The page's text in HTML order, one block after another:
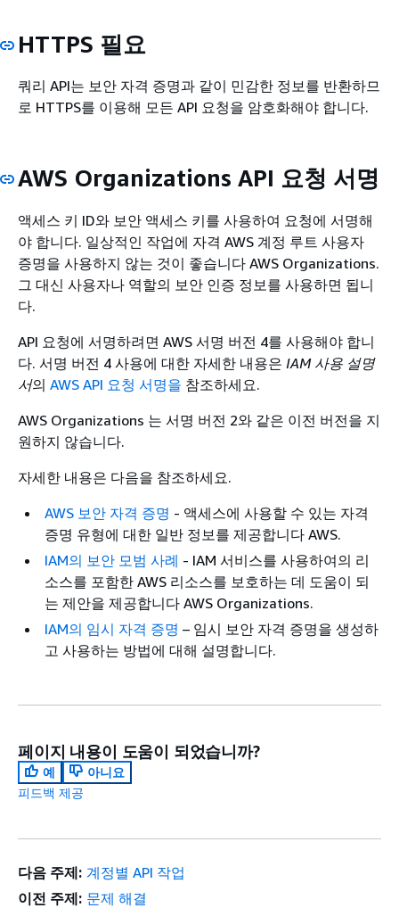
HTTPS 필요
쿼리 API는 보안 자격 증명과 같이 민감한 정보를 반환하므
로 HTTPS를 이용해 모든 API 요청을 암호화해야 합니다.
AWS Organizations API 요청 서명
액세스 키 ID와 보안 액세스 키를 사용하여 요청에 서명해
야 합니다. 일상적인 작업에 자격 AWS 계정 루트 사용자
증명을 사용하지 않는 것이 좋습니다 AWS Organizations.
그 대신 사용자나 역할의 보안 인증 정보를 사용하면 됩니
다.
API 요청에 서명하려면 AWS 서명 버전 4를 사용해야 합니
다. 서명 버전 4 사용에 대한 자세한 내용은 IAM 사용 설명
서의 AWS API 요청 서명을 참조하세요.
AWS Organizations 는 서명 버전 2와 같은 이전 버전을 지
원하지 않습니다.
자세한 내용은 다음을 참조하세요.
AWS 보안 자격 증명 - 액세스에 사용할 수 있는 자격
증명 유형에 대한 일반 정보를 제공합니다 AWS.
IAM의 보안 모범 사례 - IAM 서비스를 사용하여의 리
소스를 포함한 AWS 리소스를 보호하는 데 도움이 되
는 제안을 제공합니다 AWS Organizations.
IAM의 임시 자격 증명 – 임시 보안 자격 증명을 생성하
고 사용하는 방법에 대해 설명합니다.
페이지 내용이 도움이 되었습니까?
예
아니요
피드백 제공
다음 주제: 계정별 API 작업
이전 주제: 문제 해결